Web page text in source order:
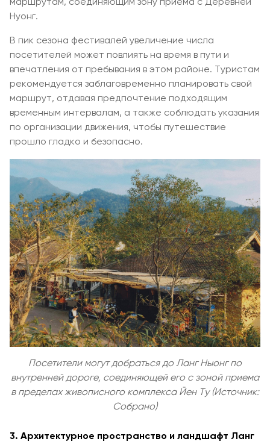
маршрутам, соединяющим зону приема с Деревней
Нуонг.
В пик сезона фестивалей увеличение числа
посетителей может повлиять на время в пути и
впечатления от пребывания в этом районе. Туристам
рекомендуется заблаговременно планировать свой
маршрут, отдавая предпочтение подходящим
временным интервалам, а также соблюдать указания
по организации движения, чтобы путешествие
прошло гладко и безопасно.
Посетители могут добраться до Ланг Ныонг по
внутренней дороге, соединяющей его с зоной приема
в пределах живописного комплекса Йен Ту (Источник:
Собрано)
3. Архитектурное пространство и ландшафт Ланг